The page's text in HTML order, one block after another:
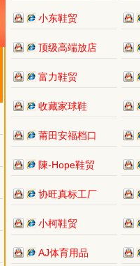
小东鞋贸
顶级高端放店
富力鞋贸
收藏家球鞋
莆田安福档口
陳-Hope鞋贸
协旺真标工厂
小柯鞋贸
AJ体育用品